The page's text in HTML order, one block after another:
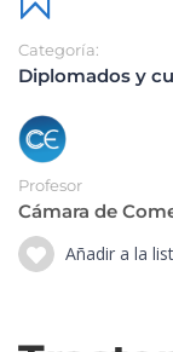
Categoría:
Diplomados y
Profesor
Cámara de
Añadir a la